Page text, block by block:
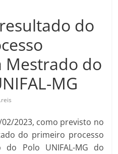
do
Mestrado do
MG
2023, como previsto no
do primeiro processo
Polo UNIFAL-MG do